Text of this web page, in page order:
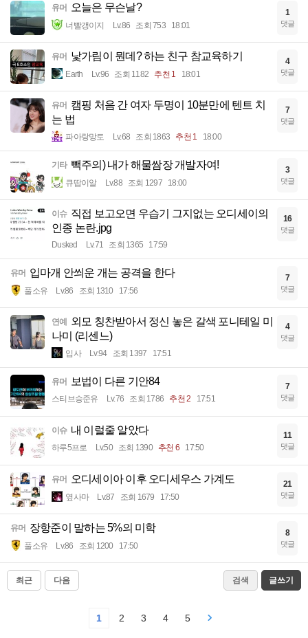
유머 오늘은 무슨날?
너빨갱이지 Lv.86 조회 753 18:01
1
댓글
유머 낯가림이 뭔데? 하는 친구 참교육하기
Earth Lv.96 조회 1182 추천 1 18:01
4
댓글
유머 캠핑 처음 간 여자 두명이 10분만에 텐트 치
는 법
파아랑망토 Lv.68 조회 1863 추천 1 18:00
7
댓글
기타 빽주의) 내가 해물쌈장 개발자여!
큐땁이알 Lv.88 조회 1297 18:00
3
댓글
이슈 직접 보고오면 우습기 그지없는 오디세이의
인종 논란.jpg
Dusked Lv.71 조회 1365 17:59
16
댓글
유머 입마개 안씌운 개는 공격을 한다
풀소유 Lv.86 조회 1310 17:56
7
댓글
연예 외모 칭찬받아서 정신 놓은 갈색 포니테일 미
나미 (리센느)
입사 Lv.94 조회 1397 17:51
4
댓글
유머 보법이 다른 기안84
스티브승준유 Lv.76 조회 1786 추천 2 17:51
7
댓글
이슈 내 이럴줄 알았다
하루5프로 Lv.50 조회 1390 추천 6 17:50
11
댓글
유머 오디세이아 이후 오디세우스 가계도
옆사마 Lv.87 조회 1679 17:50
21
댓글
유머 장항준이 말하는 5%의 미학
풀소유 Lv.86 조회 1200 17:50
8
댓글
최근 다음 검색 글쓰기
1 2 3 4 5